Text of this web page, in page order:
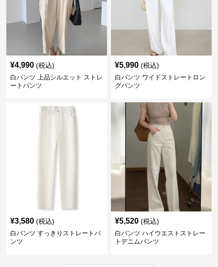
¥4,990 (税込)
白パンツ 上品シルエット ストレ
ートパンツ
¥5,990 (税込)
白パンツ ワイドストレートロン
グパンツ
¥3,580 (税込)
白パンツ すっきりストレートパ
ンツ
¥5,520 (税込)
白パンツ ハイウエストストレー
トデニムパンツ